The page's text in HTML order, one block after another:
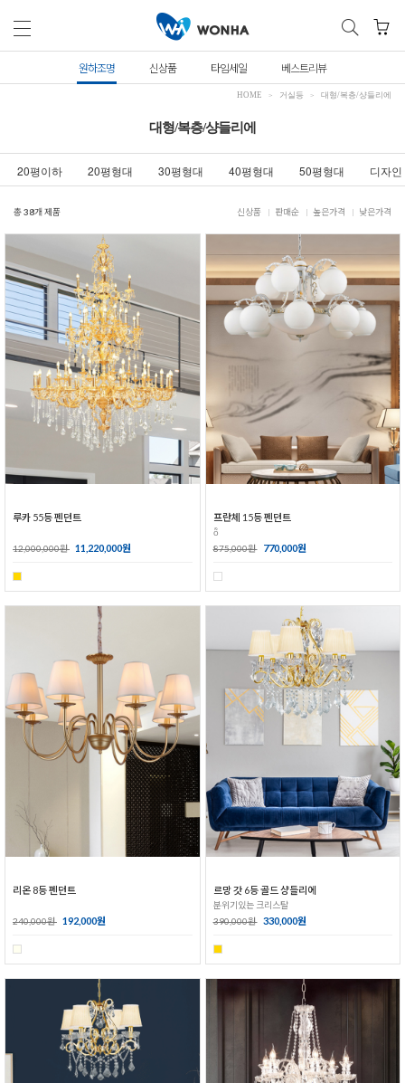
원하조명 신상품 타임세일 베스트리뷰
HOME 거실등 대형/복층/샹들리에
대형/복층/샹들리에
20평이하 20평형대 30평형대 40평형대 50평형대 디자
총38개 제품 신상품 판매순 높은가격 낮은가격
루카 55등 펜던트
12,000,000원 11,220,000원
프란체 15등 펜던트
ȭ
875,000원
770,000원
리온 8등 펜던트
240,000원 192,000원
르망 갓 6등 골드 샹들리에
분위기있는 크리스탈
390,000원 330,000원